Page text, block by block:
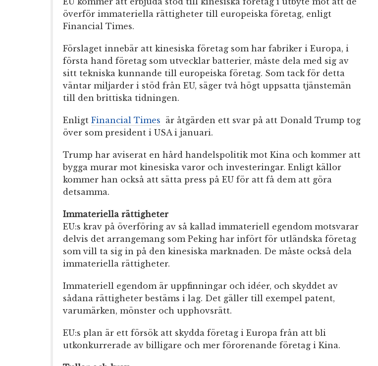
överför immateriella rättigheter till europeiska företag, enligt
Financial Times.
Förslaget innebär att kinesiska företag som har fabriker i Europa, i
första hand företag som utvecklar batterier, måste dela med sig av
sitt tekniska kunnande till europeiska företag. Som tack för detta
väntar miljarder i stöd från EU, säger två högt uppsatta tjänstemän
till den brittiska tidningen.
Enligt Financial Times är åtgärden ett svar på att Donald Trump tog
över som president i USA i januari.
Trump har aviserat en hård handelspolitik mot Kina och kommer att
bygga murar mot kinesiska varor och investeringar. Enligt källor
kommer han också att sätta press på EU för att få dem att göra
detsamma.
Immateriella rättigheter
EU:s krav på överföring av så kallad immateriell egendom motsvarar
delvis det arrangemang som Peking har infört för utländska företag
som vill ta sig in på den kinesiska marknaden. De måste också dela
immateriella rättigheter.
Immateriell egendom är uppfinningar och idéer, och skyddet av
sådana rättigheter bestäms i lag. Det gäller till exempel patent,
varumärken, mönster och upphovsrätt.
EU:s plan är ett försök att skydda företag i Europa från att bli
utkonkurrerade av billigare och mer förorenande företag i Kina.